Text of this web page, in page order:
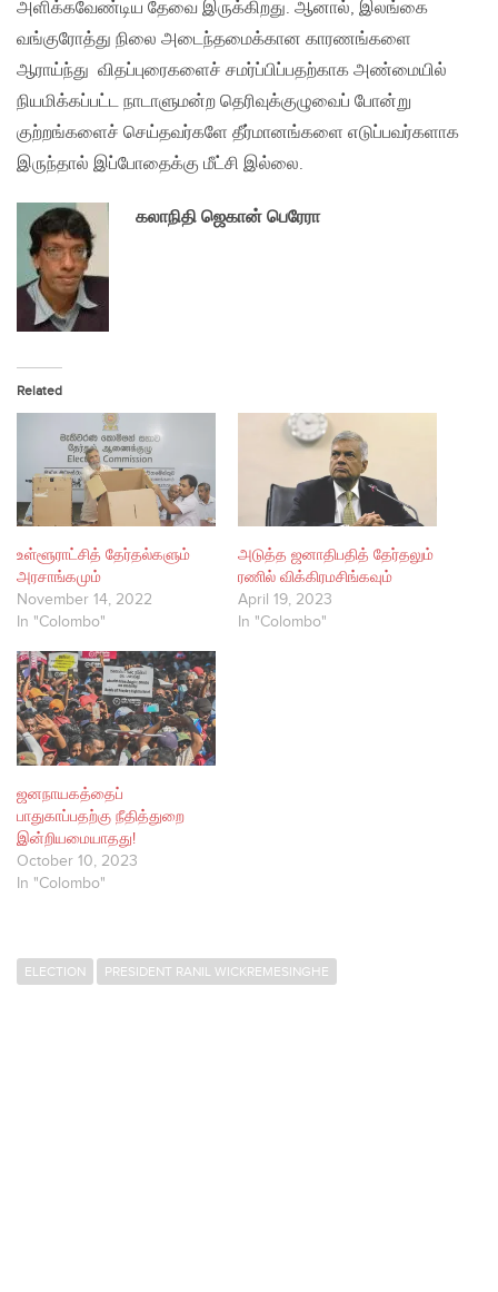
அளிக்கவேண்டிய தேவை இருக்கிறது. ஆனால், இலங்கை
வங்குரோத்து நிலை அடைந்தமைக்கான காரணங்களை
ஆராய்ந்து விதப்புரைகளைச் சமர்ப்பிப்பதற்காக அண்மையில்
நியமிக்கப்பட்ட நாடாளுமன்ற தெரிவுக்குழுவைப் போன்று
குற்றங்களைச் செய்தவர்களே தீர்மானங்களை எடுப்பவர்களாக
இருந்தால் இப்போதைக்கு மீட்சி இல்லை.
கலாநிதி ஜெகான் பெரேரா
Related
உள்ளூராட்சித் தேர்தல்களும்
அரசாங்கமும்
November 14, 2022
In "Colombo"
அடுத்த ஜனாதிபதித் தேர்தலும்
ரணில் விக்கிரமசிங்கவும்
April 19, 2023
In "Colombo"
ஜனநாயகத்தைப்
பாதுகாப்பதற்கு நீதித்துறை
இன்றியமையாதது!
October 10, 2023
In "Colombo"
ELECTION PRESIDENT RANIL WICKREMESINGHE